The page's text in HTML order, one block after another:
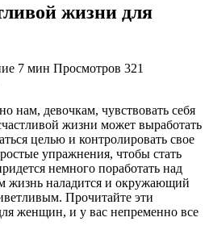
жизни для
7 мин Просмотров 321
нам, девочкам, чувствовать себя
жизни может выработать
целью и контролировать свое
упражнения, чтобы стать
немного поработать над
жизнь наладится и окружающий
Прочитайте эти
женщин, и у вас непременно все